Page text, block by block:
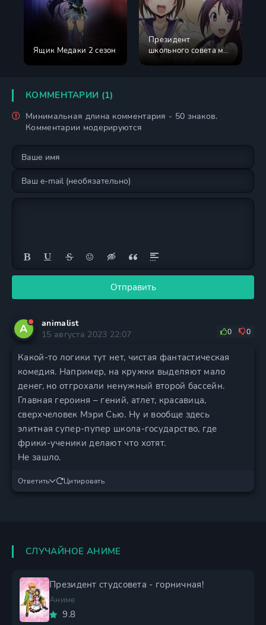
Ящик Медаки 2 сезон
Президент
школьного совета моя
КОММЕНТАРИИ (1)
Минимальная длина комментария - 50 знаков.
Комментарии модерируются
Отправить
A
animalist
15 августа 2023 22:07
0 0
Какой-то логики тут нет, чистая фантастическая
комедия. Например, на кружки выделяют мало
денег, но отгрохали ненужный второй бассейн.
Главная героиня – гений, атлет, красавица,
сверхчеловек Мэри Сью. Ну и вообще здесь
элитная супер-пупер школа-государство, где
фрики-ученики делают что хотят.
Не зашло.
Ответить Цитировать
СЛУЧАЙНОЕ АНИМЕ
Президент студсовета - горничная!
Аниме
9.8